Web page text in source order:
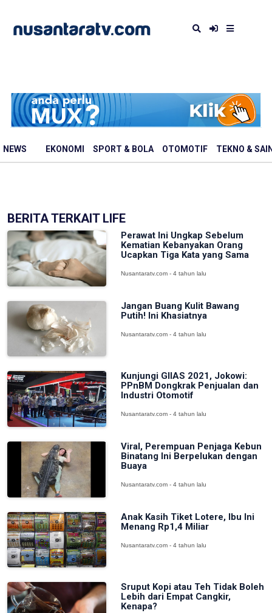
NEWS EKONOMI SPORT & BOLA OTOMOTIF TEKNO &
BERITA TERKAIT LIFE
Perawat Ini Ungkap Sebelum
Kematian Kebanyakan Orang
Ucapkan Tiga Kata yang Sama
Nusantaratv.com - 4 tahun lalu
Jangan Buang Kulit Bawang
Putih! Ini Khasiatnya
Nusantaratv.com - 4 tahun lalu
Kunjungi GIIAS 2021, Jokowi:
PPnBM Dongkrak Penjualan dan
Industri Otomotif
Nusantaratv.com - 4 tahun lalu
Viral, Perempuan Penjaga Kebun
Binatang Ini Berpelukan dengan
Buaya
Nusantaratv.com - 4 tahun lalu
Anak Kasih Tiket Lotere, Ibu Ini
Menang Rp1,4 Miliar
Nusantaratv.com - 4 tahun lalu
Sruput Kopi atau Teh Tidak Boleh
Lebih dari Empat Cangkir,
Kenapa?